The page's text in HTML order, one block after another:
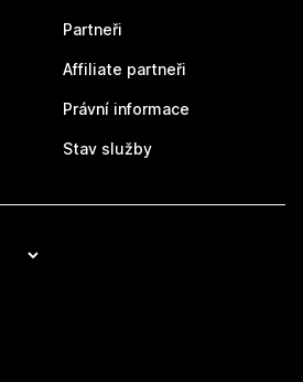
Partneři
Affiliate partneři
Právní informace
Stav služby